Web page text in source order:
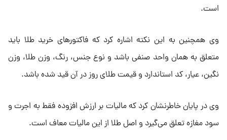
است.
وی همچنین به این نکته اشاره کرد که فاکتورهای خرید طلا باید
متعلق به همان واحد صنفی باشد و نوع جنس، رنگ، وزن طلا، وزن
نگین، عیار، کد استاندارد و قیمت طلای روز در آن قید شده باشد.
وی در پایان خاطرنشان کرد که مالیات بر ارزش افزوده فقط به اجرت و
سود مغازه تعلق می‌گیرد و اصل طلا از این مالیات معاف است.